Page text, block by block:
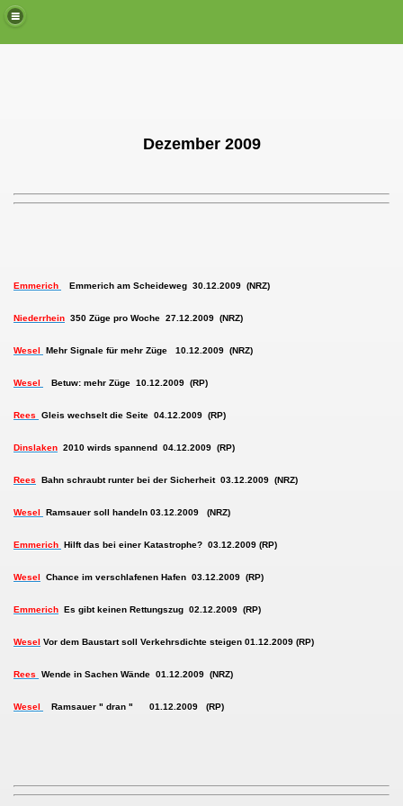
Dezember 2009
Emmerich Emmerich am Scheideweg 30.12.2009 (NRZ)
Niederrhein 350 Züge pro Woche 27.12.2009 (NRZ)
Wesel Mehr Signale für mehr Züge 10.12.2009 (NRZ)
Wesel Betuw: mehr Züge 10.12.2009 (RP)
Rees Gleis wechselt die Seite 04.12.2009 (RP)
Dinslaken 2010 wirds spannend 04.12.2009 (RP)
Rees Bahn schraubt runter bei der Sicherheit 03.12.2009 (NRZ)
Wesel Ramsauer soll handeln 03.12.2009 (NRZ)
Emmerich Hilft das bei einer Katastrophe? 03.12.2009 (RP)
Wesel Chance im verschlafenen Hafen 03.12.2009 (RP)
Emmerich Es gibt keinen Rettungszug 02.12.2009 (RP)
Wesel Vor dem Baustart soll Verkehrsdichte steigen 01.12.2009 (RP)
Rees Wende in Sachen Wände 01.12.2009 (NRZ)
Wesel Ramsauer " dran " 01.12.2009 (RP)
DSGVO)
sich